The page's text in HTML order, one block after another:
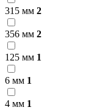
315 мм 2
356 мм 2
125 мм 1
6 мм 1
4 мм 1